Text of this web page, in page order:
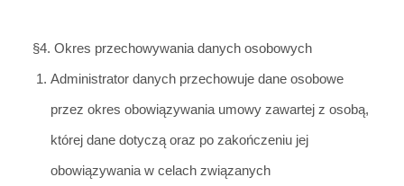
§4. Okres przechowywania danych osobowych
Administrator danych przechowuje dane osobowe
przez okres obowiązywania umowy zawartej z osobą,
której dane dotyczą oraz po zakończeniu jej
obowiązywania w celach związanych